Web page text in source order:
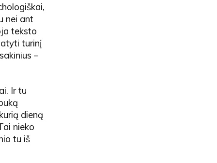
nei ant
teksto
turinį
–
Ir tu
dieną
nieko
tu iš